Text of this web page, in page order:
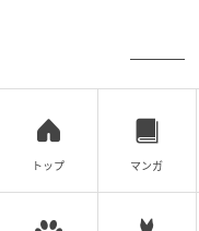
トップ マンガ